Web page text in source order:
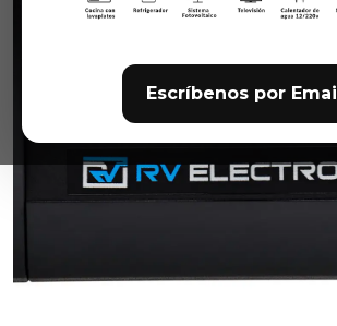
Escríbenos por Email